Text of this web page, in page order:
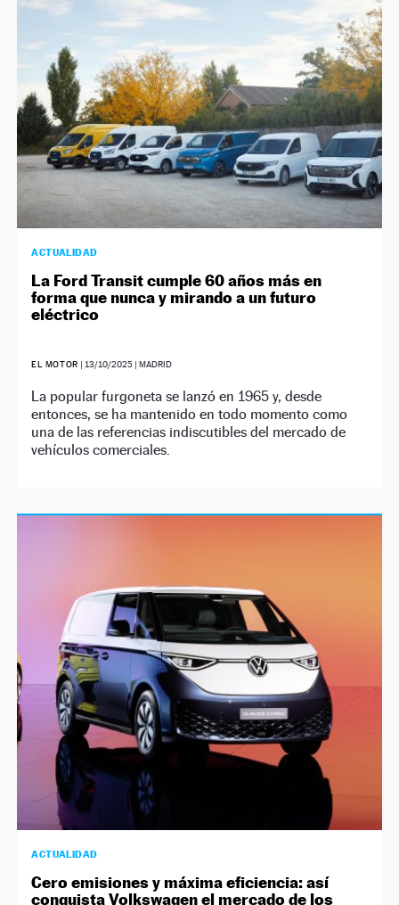
SÍGUENOS
ACTUALIDAD
La Ford Transit cumple 60 años más en
forma que nunca y mirando a un futuro
eléctrico
EL MOTOR | 13/10/2025| MADRID
La popular furgoneta se lanzó en 1965 y, desde
entonces, se ha mantenido en todo momento como
una de las referencias indiscutibles del mercado de
vehículos comerciales.
ACTUALIDAD
Cero emisiones y máxima eficiencia: así
conquista Volkswagen el mercado de los